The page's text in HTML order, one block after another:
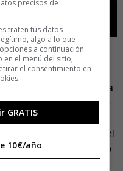
comprender el
jugando con ella y
si el tiempo se hubiera
con otros juegos de
, los plusmarquistas
de concentración en el
No piensan más rápido
necesitan pensar.
precisos de
traten tus datos
algo a lo que
a continuación.
en el menú del sitio,
el consentimiento en
GRATIS
10€/año